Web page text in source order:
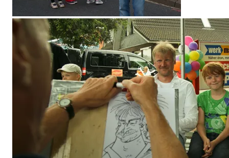
Für eine gehörige
Portion „Extra-Spaß“
sorgten die riesigen
Aquaride-Bälle.
Einmal übers Wasser
gehen konnten die